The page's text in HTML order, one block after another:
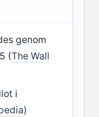
genom
(The Wall
i
)